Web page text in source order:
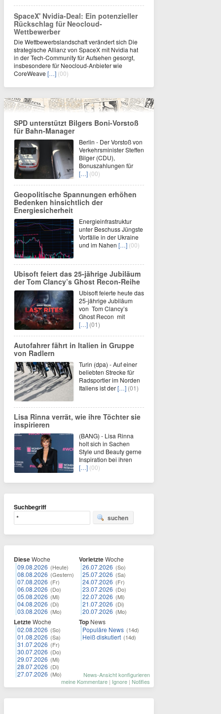
SpaceX' Nvidia-Deal: Ein potenzieller
Rückschlag für Neocloud-
Wettbewerber
Die Wettbewerbslandschaft verändert sich Die
strategische Allianz von SpaceX mit Nvidia hat
in der Tech-Community für Aufsehen gesorgt,
insbesondere für Neocloud-Anbieter wie
CoreWeave […] (00)
SPD unterstützt Bilgers Boni-Vorstoß
für Bahn-Manager
Berlin - Der Vorstoß von
Verkehrsminister Steffen
Bilger (CDU),
Bonuszahlungen für
[…] (00)
Geopolitische Spannungen erhöhen
Bedenken hinsichtlich der
Energiesicherheit
Energieinfrastruktur
unter Beschuss Jüngste
Vorfälle in der Ukraine
und im Nahen […] (00)
Ubisoft feiert das 25-jährige Jubiläum
der Tom Clancy’s Ghost Recon-Reihe
Ubisoft feierte heute das
25-jährige Jubiläum
von Tom Clancy’s
Ghost Recon mit
[…] (01)
Autofahrer fährt in Italien in Gruppe
von Radlern
Turin (dpa) - Auf einer
beliebten Strecke für
Radsportler im Norden
Italiens ist der[…] (01)
Lisa Rinna verrät, wie ihre Töchter sie
inspirieren
(BANG) - Lisa Rinna
holt sich in Sachen
Style und Beauty gerne
Inspiration bei ihren
[…] (00)
Suchbegriff
suchen
DieseWoche
09.08.2026 (Heute)
08.08.2026 (Gestern)
07.08.2026 (Fr)
06.08.2026 (Do)
05.08.2026 (Mi)
04.08.2026 (Di)
03.08.2026 (Mo)
LetzteWoche
02.08.2026 (So)
01.08.2026 (Sa)
31.07.2026 (Fr)
30.07.2026 (Do)
29.07.2026 (Mi)
28.07.2026 (Di)
27.07.2026 (Mo)
VorletzteWoche
26.07.2026 (So)
25.07.2026 (Sa)
24.07.2026 (Fr)
23.07.2026 (Do)
22.07.2026 (Mi)
21.07.2026 (Di)
20.07.2026 (Mo)
Top News
Populäre News (14d)
Heiß diskutiert (14d)
News-Ansicht konfigurieren
meine Kommentare | Ignore | Notifies